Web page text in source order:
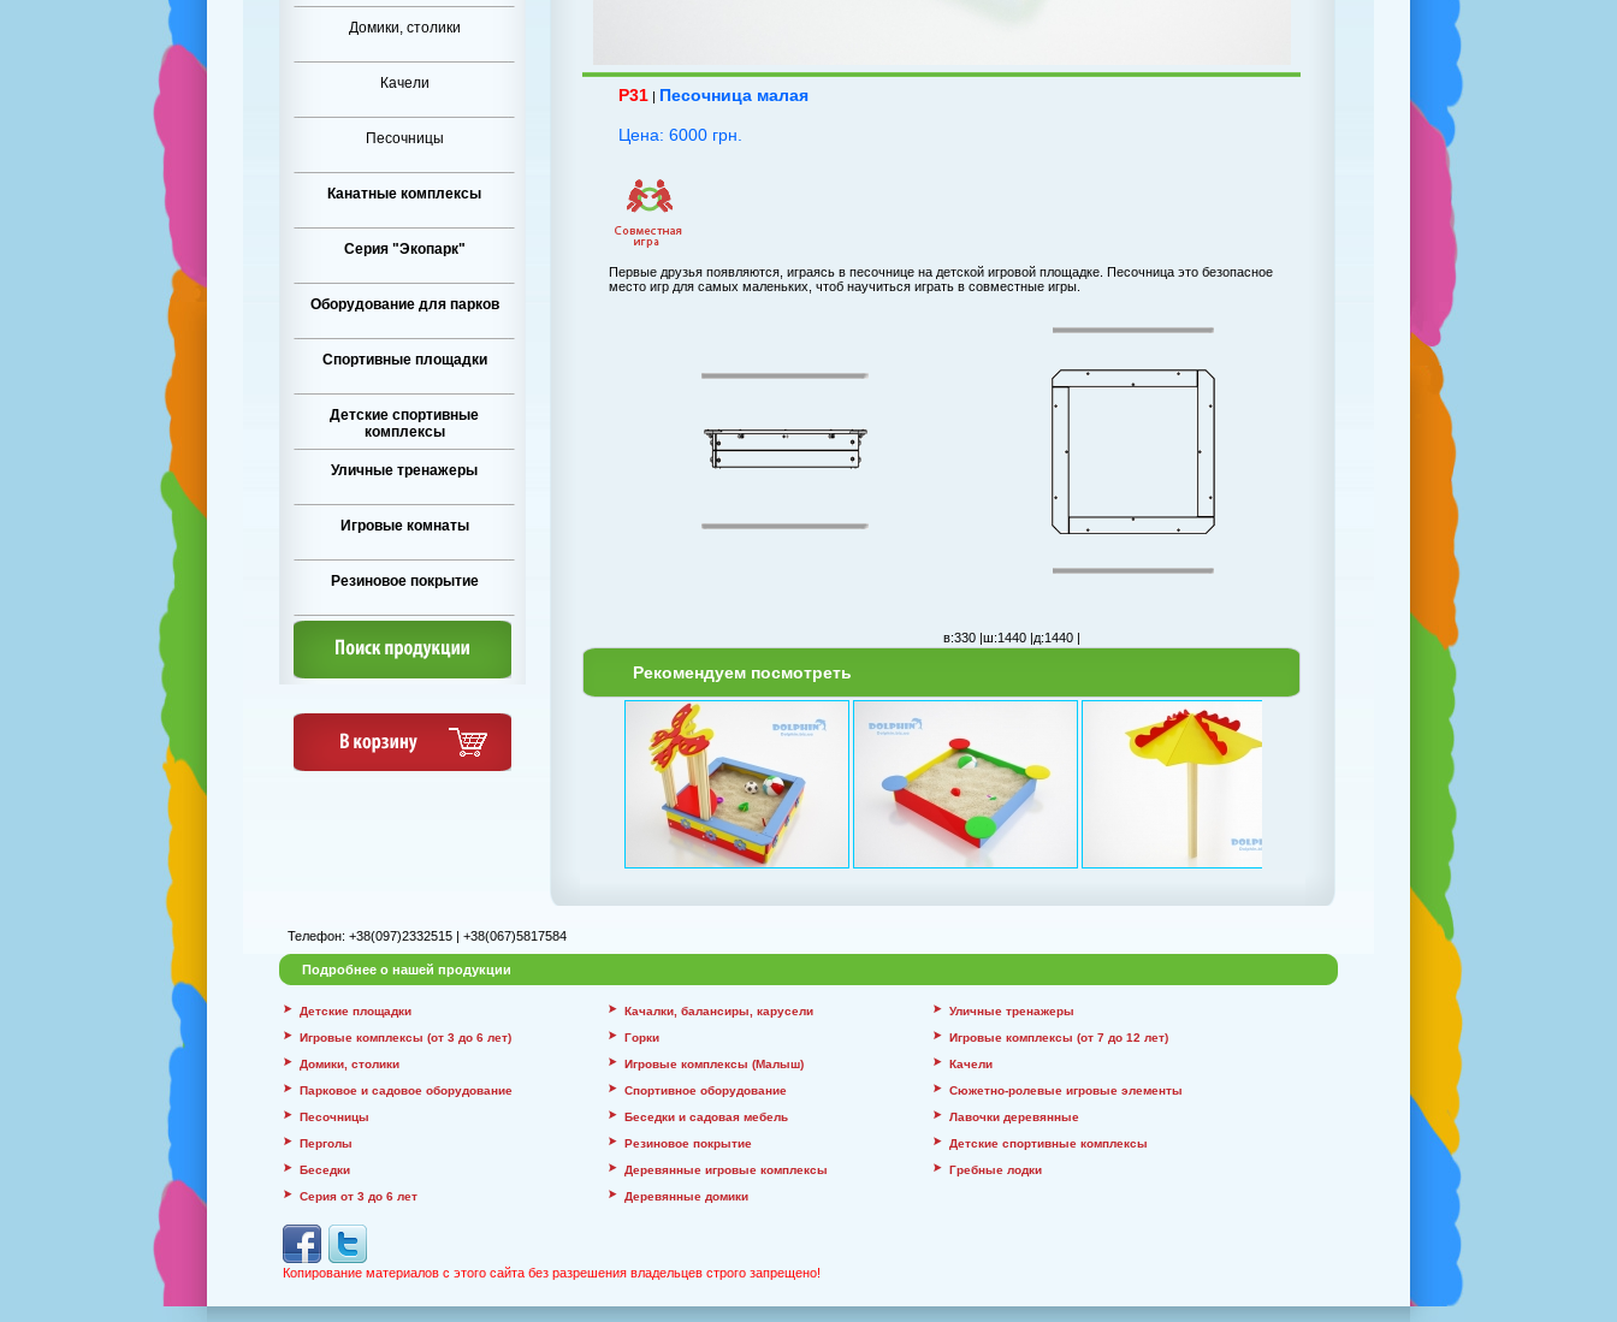
Домики, столики
Качели
Песочницы
Канатные комплексы
Серия "Экопарк"
Оборудование для парков
Спортивные площадки
Детские спортивные
комплексы
Уличные тренажеры
Игровые комнаты
Резиновое покрытие
P31 | Песочница малая
Цена: 6000 грн.
Первые друзья появляются, играясь в песочнице на детской игровой площадке. Песочница это безопасное
место игр для самых маленьких, чтоб научиться играть в совместные игры.
в:330 |ш:1440 |д:1440 |
Рекомендуем посмотреть
Телефон: +38(097)2332515 | +38(067)5817584
Подробнее о нашей продукции
Детские площадки Качалки, балансиры, карусели
Уличные тренажеры
Игровые комплексы (от 3 до 6 лет)
Горки
Игровые комплексы (от 7 до 12 лет)
Домики, столики
Игровые комплексы (Малыш)
Качели
Парковое и садовое оборудование
Спортивное оборудование
Сюжетно-ролевые игровые элементы
Песочницы
Беседки и садовая мебель
Лавочки деревянные
Перголы
Резиновое покрытие
Детские спортивные комплексы
Беседки
Деревянные игровые комплексы
Гребные лодки
Серия от 3 до 6 лет
Деревянные домики
Копирование материалов с этого сайта без разрешения владельцев строго запрещено!